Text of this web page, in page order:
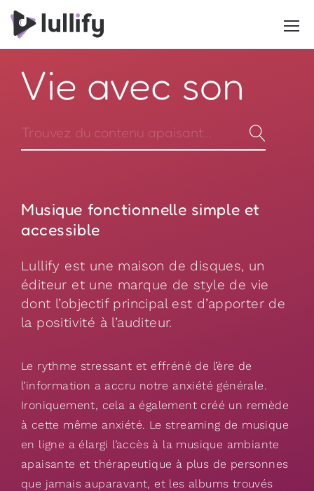
Vie avec son
Musique fonctionnelle simple et
accessible
Lullify est une maison de disques, un
éditeur et une marque de style de vie
dont l’objectif principal est d’apporter de
la positivité à l’auditeur.
Le rythme stressant et effréné de l’ère de
l’information a accru notre anxiété générale.
Ironiquement, cela a également créé un remède
à cette même anxiété. Le streaming de musique
en ligne a élargi l’accès à la musique ambiante
apaisante et thérapeutique à plus de personnes
que jamais auparavant, et les albums trouvés